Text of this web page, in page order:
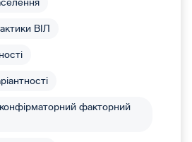
ВІЛ
факторний